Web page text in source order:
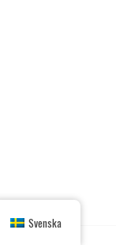
Svenska